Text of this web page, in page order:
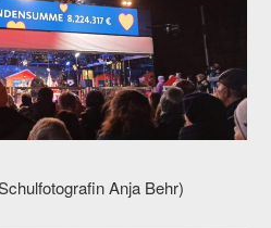
Anja Behr)